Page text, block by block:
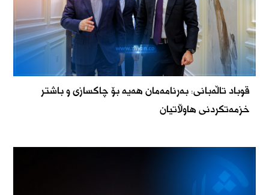
قوباد تاڵەبانی: بەرنامەمان هەیە بۆ چاکسازی و باشتر
خزمەتکردنی هاوڵاتیان